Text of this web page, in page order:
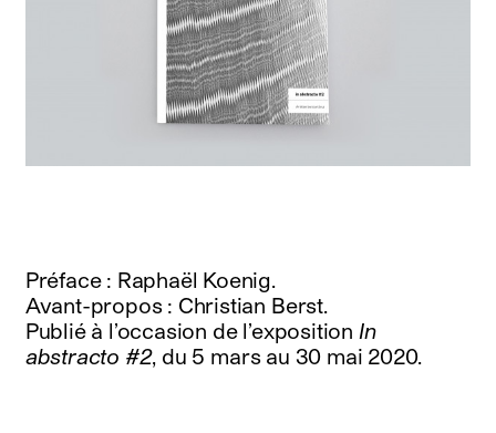
Préface : Raphaël Koenig.
Avant-propos : Christian Berst.
Publié à l’occasion de l’exposition In
abstracto #2, du 5 mars au 30 mai 2020.